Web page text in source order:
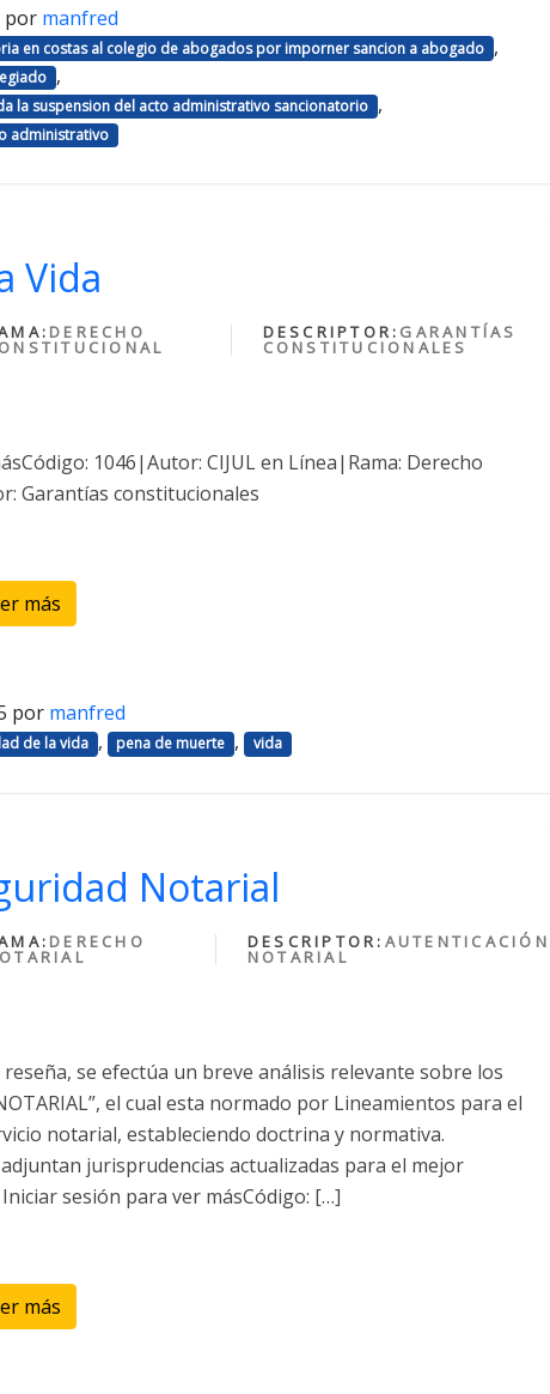
por manfred
en costas al colegio de abogados por imporner sancion a abogado ,
,
la suspension del acto administrativo sancionatorio ,
administrativo
Vida
DERECHO DESCRIPTOR: GARANTÍAS
CONSTITUCIONALES
1046|Autor: CIJUL en Línea|Rama: Derecho
Garantías constitucionales
más
por manfred
de la vida , pena de muerte , vida
Notarial
DERECHO DESCRIPTOR: AUTENTICACIÓN
NOTARIAL
se efectúa un breve análisis relevante sobre los
NOTARIAL”, el cual esta normado por Lineamientos para el
notarial, estableciendo doctrina y normativa.
jurisprudencias actualizadas para el mejor
sesión para ver másCódigo: […]
más